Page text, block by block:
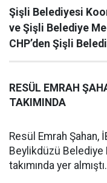
Şişli Belediyesi
ve Şişli Belediye
CHP’den Şişli
RESÜL EMRAH
TAKIMINDA
Resül Emrah Şahan,
Beylikdüzü Belediye
takımında yer almıştı.